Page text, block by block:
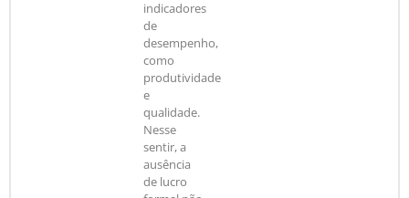
indicadores
de
desempenho,
como
produtividade
e
qualidade.
Nesse
sentir, a
ausência
de lucro